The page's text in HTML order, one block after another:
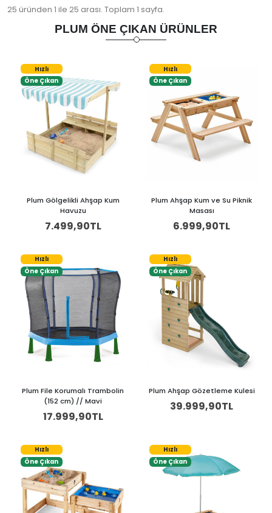
25 üründen 1 ile 25 arası. Toplam 1 sayfa.
PLUM ÖNE ÇIKAN ÜRÜNLER
Hızlı
Öne Çıkan
Plum Gölgelikli Ahşap Kum
Havuzu
7.499,90TL
Hızlı
Öne Çıkan
Plum Ahşap Kum ve Su Piknik
Masası
6.999,90TL
Hızlı
Öne Çıkan
Plum File Korumalı Trambolin
(152 cm) // Mavi
17.999,90TL
Hızlı
Öne Çıkan
Plum Ahşap Gözetleme Kulesi
39.999,90TL
Hızlı
Öne Çıkan
Hızlı
Öne Çıkan